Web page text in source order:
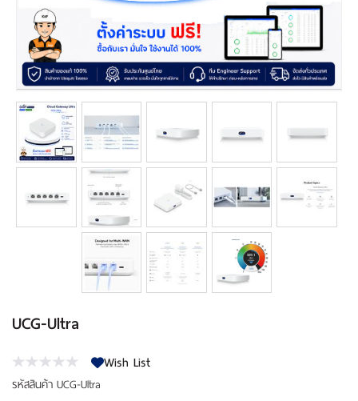
ชำระ
เงิน
เงื่อนไข
รับ
ประกัน
คลัง
ความ
สมัคร
คอร์ส
อบรม
ติดต่อ
เรา
UCG-Ultra
Wish List
รหัสสินค้า UCG-Ultra